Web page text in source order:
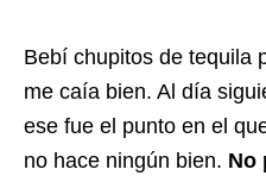
Bebí chupitos de tequila
me caía bien. Al día
ese fue el punto en el
no hace ningún bien. No